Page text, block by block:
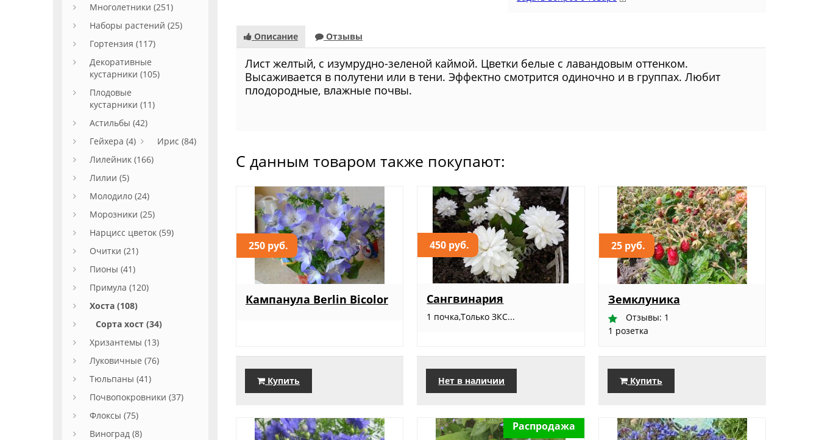
Описание Отзывы
Лист желтый, с изумрудно-зеленой каймой. Цветки белые с лавандовым оттенком.
Высаживается в полутени или в тени. Эффектно смотрится одиночно и в группах. Любит
плодородные, влажные почвы.
С данным товаром также покупают:
250 руб.
Кампанула Berlin Bicolor
Купить
450 руб.
Сангвинария
1 почка,Только ЗКС...
Нет в наличии
25 руб.
Земклуника
Отзывы: 1
1 розетка
Купить
Распродажа
Многолетники (251)
Наборы растений (25)
Гортензия (117)
Декоративные
кустарники (105)
Плодовые
кустарники (11)
Астильбы (42)
Гейхера (4)
Ирис (84)
Лилейник (166)
Лилии (5)
Молодило (24)
Морозники (25)
Нарцисс цветок (59)
Очитки (21)
Пионы (41)
Примула (120)
Хоста (108)
Сорта хост (34)
Хризантемы (13)
Луковичные (76)
Тюльпаны (41)
Почвопокровники (37)
Флоксы (75)
Виноград (8)